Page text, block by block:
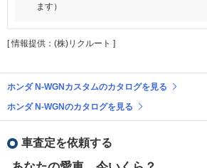
ます）
[ 情報提供：(株)リクルート ]
ホンダ N-WGNカスタムのカタログを見る
ホンダ N-WGNのカタログを見る
車査定を依頼する